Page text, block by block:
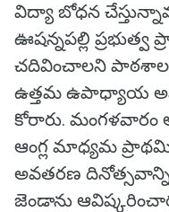
విద్యా బోధన
ఊషన్నపల్లి
చదివించాలని పాఠశాల
ఉత్తమ ఉపాధ్యాయ
కోరారు. మంగళవారం
ఆంగ్ల మాధ్యమ
అవతరణ
జెండాను